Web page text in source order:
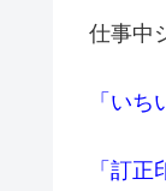
仕事中
「い
「訂